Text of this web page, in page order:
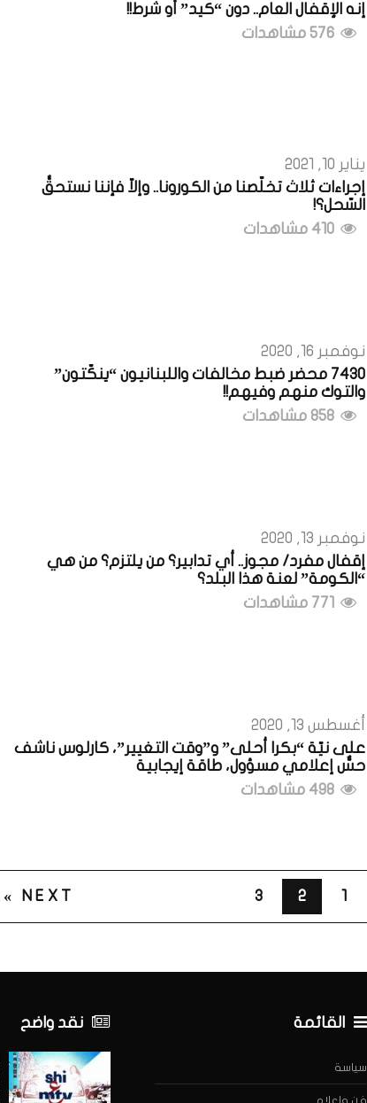
إنه الإقفال العام.. دون “كيد” أو شرط!!
يناير 10, 2021
إجراءات ثلاث تخلّصنا من الكورونا.. وإلاّ فإننا نستحقُّ
السّحل؟!
نوفمبر 16, 2020
7430 محضر ضبط مخالفات واللبنانيون “ينكّتون”
والتوك منهم وفيهم!!
نوفمبر 13, 2020
إقفال مفرد/ مجوز.. أي تدابير؟ من يلتزم؟ من هي
“الكومة” لعنة هذا البلد؟
أغسطس 13, 2020
على نيّة “بكرا أحلى” و”وقت التغيير”، كارلوس ناشف
حسٌّ إعلامي مسؤول، طاقة إيجابية
1
2
3
NEXT »
القائمة
سياسة
فن وإعلام
نقد واضح